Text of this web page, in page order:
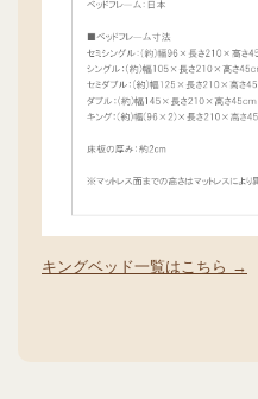
キングベッド一覧はこちら →